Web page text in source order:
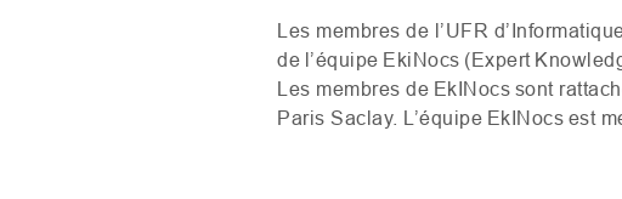
Les membres de l’UFR
de l’équipe EkiNocs (Expert
Les membres de EkINocs sont
Paris Saclay. L’équipe EkINocs est